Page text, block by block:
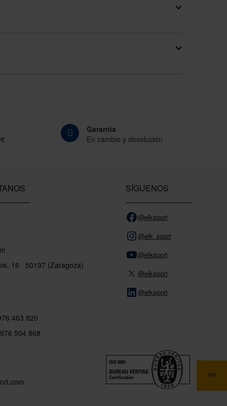
Garantía
En cambio y devolución
16 · 50197 (Zaragoza)
463 820
504 868
SÍGUENOS
@elksport
@elk_sport
@elksport
@elksport
@elksport
PIN